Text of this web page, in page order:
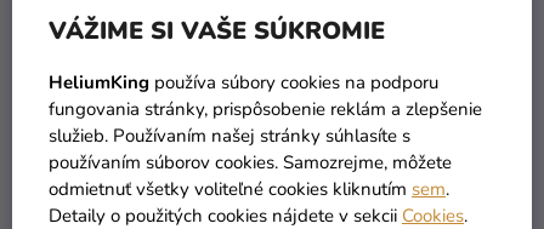
VÁŽIME SI VAŠE SÚKROMIE
HeliumKing používa súbory cookies na podporu
fungovania stránky, prispôsobenie reklám a zlepšenie
služieb. Používaním našej stránky súhlasíte s
používaním súborov cookies. Samozrejme, môžete
odmietnuť všetky voliteľné cookies kliknutím sem.
Detaily o použitých cookies nájdete v sekcii Cookies.
Balónik fóliový
narodeninové číslo 4
zlatý 86cm
produktu
5,0
z
5
hviezdičiek.
5,90 €
DO KOŠÍKA
Balónik fóliový
narodeninové číslo 5
biely 86 cm
5,90 €
DO KOŠÍKA